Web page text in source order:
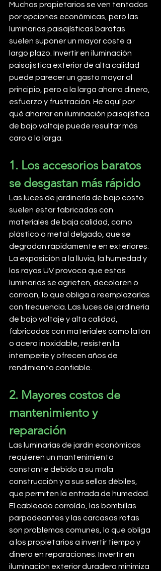
Muchos propietarios se ven tentados
por opciones económicas, pero las
luminarias paisajísticas baratas
suelen suponer un mayor coste a
largo plazo. Invertir en iluminación
paisajística exterior de alta calidad
puede parecer un gasto mayor al
principio, pero a la larga ahorra dinero,
esfuerzo y frustración. He aquí por
qué ahorrar en iluminación paisajística
de bajo voltaje puede resultar más
caro a la larga.
1. Los accesorios baratos
se desgastan más rápido
Las luces de jardinería de bajo costo
suelen estar fabricadas con
materiales de baja calidad, como
plástico o metal delgado, que se
degradan rápidamente en exteriores.
La exposición a la lluvia, la humedad y
los rayos UV provoca que estas
luminarias se agrieten, decoloren o
corroan, lo que obliga a reemplazarlas
con frecuencia. Las luces de jardinería
de bajo voltaje y alta calidad,
fabricadas con materiales como latón
o acero inoxidable, resisten la
intemperie y ofrecen años de
rendimiento confiable.
2. Mayores costos de
mantenimiento y
reparación
Las luminarias de jardín económicas
requieren un mantenimiento
constante debido a su mala
construcción y a sus sellos débiles,
que permiten la entrada de humedad.
El cableado corroído, las bombillas
parpadeantes y las carcasas rotas
son problemas comunes, lo que obliga
a los propietarios a invertir tiempo y
dinero en reparaciones. Invertir en
iluminación exterior duradera minimiza